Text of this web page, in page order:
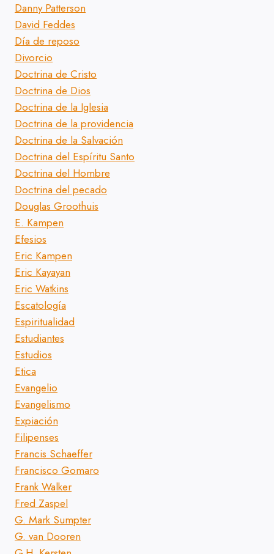
Danny Patterson
David Feddes
Día de reposo
Divorcio
Doctrina de Cristo
Doctrina de Dios
Doctrina de la Iglesia
Doctrina de la providencia
Doctrina de la Salvación
Doctrina del Espíritu Santo
Doctrina del Hombre
Doctrina del pecado
Douglas Groothuis
E. Kampen
Efesios
Eric Kampen
Eric Kayayan
Eric Watkins
Escatología
Espiritualidad
Estudiantes
Estudios
Etica
Evangelio
Evangelismo
Expiación
Filipenses
Francis Schaeffer
Francisco Gomaro
Frank Walker
Fred Zaspel
G. Mark Sumpter
G. van Dooren